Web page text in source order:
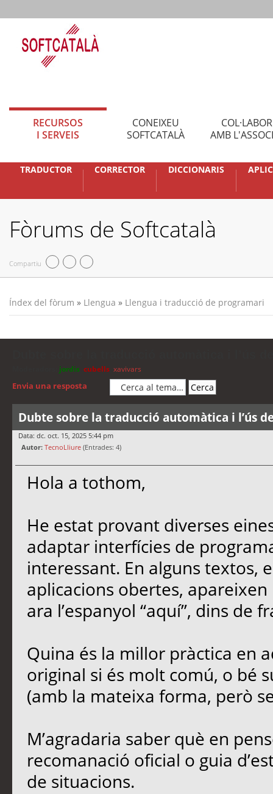
RECURSOS
I SERVEIS
CONEIXEU
SOFTCATALÀ
AMB
TRADUCTOR CORRECTOR DICCIONARIS
Fòrums de Softcatalà
Compartiu
Índex del fòrum » Llengua » Llengua i traducció de programari
jordis cubells xavivars
Envia una resposta
Dubte sobre la traducció automàtica i l’ús
Data: dc. oct. 15, 2025 5:44 pm
Autor: TecnoLliure (Entrades: 4)
Hola a tothom,
He estat provant diverses
adaptar interfícies de
interessant. En alguns textos,
aplicacions obertes,
ara l’espanyol “aquí”, dins de
Quina és la millor pràctica en
original si és molt comú, o bé
(amb la mateixa forma, però
M’agradaria saber què en
recomanació oficial o guia
de situacions.